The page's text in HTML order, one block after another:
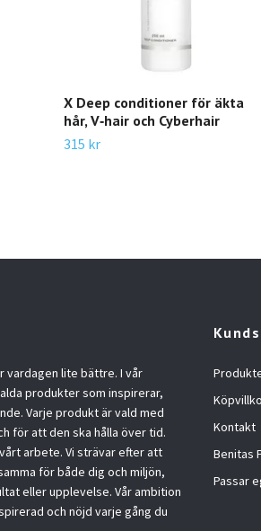
X Deep conditioner för äkta
hår, V‑hair och Cyberhair
315 kr
vardagen lite bättre. I vår
produkter som inspirerar,
Varje produkt är vald med
för att den ska hålla över tid.
arbete. Vi strävar efter att
för både dig och miljön,
eller upplevelse. Vår ambition
och nöjd varje gång du
Kontakt
Benitas
Passar